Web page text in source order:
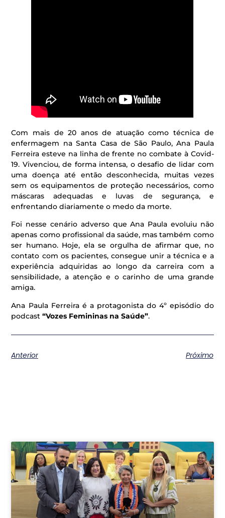
Com mais de 20 anos de atuação como técnica de
enfermagem na Santa Casa de São Paulo, Ana Paula
Ferreira esteve na linha de frente no combate à Covid-
19. Vivenciou, de forma intensa, o desafio de lidar com
uma doença até então desconhecida, muitas vezes
sem os equipamentos de proteção necessários, como
máscaras adequadas e luvas de segurança, e
enfrentando diariamente o medo da morte.
Foi nesse cenário adverso que Ana Paula evoluiu não
apenas como profissional da saúde, mas também como
ser humano. Hoje, ela se orgulha de afirmar que, no
contato com os pacientes, consegue unir a técnica e a
experiência adquiridas ao longo da carreira com a
sensibilidade, a atenção e o carinho de uma grande
amiga.
Ana Paula Ferreira é a protagonista do 4º episódio do
podcast“Vozes Femininas na Saúde”.
Anterior Próximo
Postagens relacionadas